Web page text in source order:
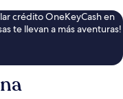
crédito OneKeyCash en
te llevan a más aventuras!